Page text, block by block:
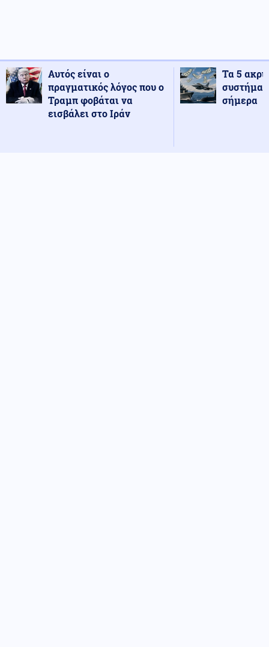
Αυτός είναι ο
πραγματικός λόγος που ο
Τραμπ φοβάται να
εισβάλει στο Ιράν
Τα 5
σήμερα